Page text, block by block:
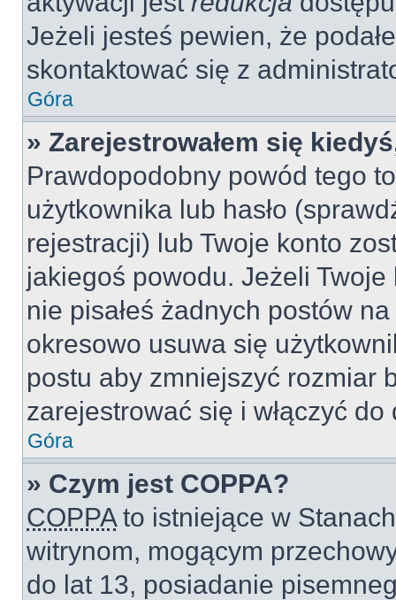
Jeżeli jesteś pewien, że
skontaktować się z
Góra
» Zarejestrowałem się
Prawdopodobny powód tego
użytkownika lub hasło
rejestracji) lub Twoje konto
jakiegoś powodu. Jeżeli
nie pisałeś żadnych postów
okresowo usuwa się
postu aby zmniejszyć rozmiar
zarejestrować się i włączyć
Góra
» Czym jest COPPA?
COPPAto istniejące w
witrynom, mogącym
do lat 13, posiadanie